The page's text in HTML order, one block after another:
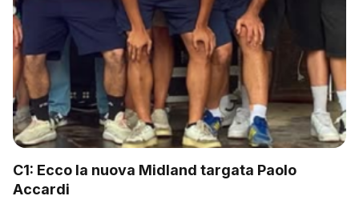
C1: Ecco la nuova Midland targata Paolo
Accardi